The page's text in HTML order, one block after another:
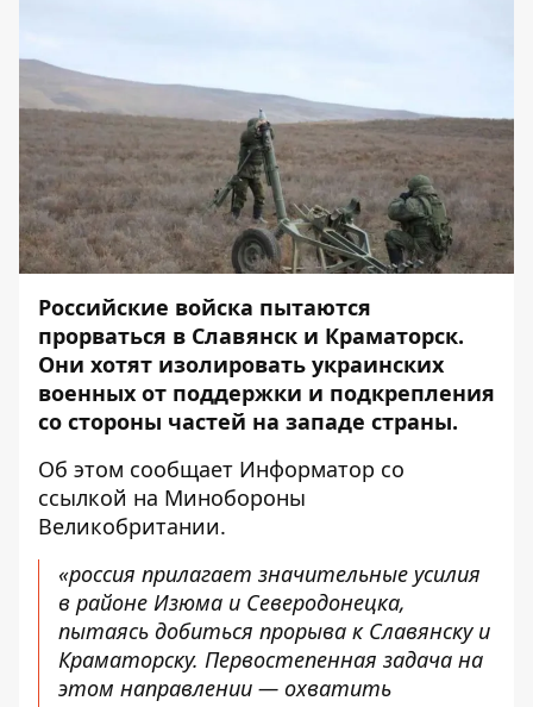
Российские войска пытаются
прорваться в Славянск и Краматорск.
Они хотят изолировать украинских
военных от поддержки и подкрепления
со стороны частей на западе страны.
Об этом сообщает Информатор со
ссылкой на Минобороны
Великобритании.
«россия прилагает значительные усилия
в районе Изюма и Северодонецка,
пытаясь добиться прорыва к Славянску и
Краматорску. Первостепенная задача на
этом направлении — охватить